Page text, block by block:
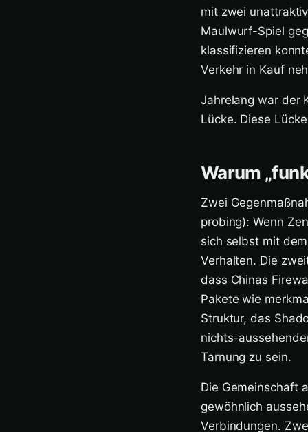
mit zwei
Maulwurf-Spiel
klassifizieren
Verkehr in Kauf
Jahrelang war der
Lücke. Diese
Warum
Zwei
probing): Wenn
sich selbst mit
Verhalten. Die
dass Chinas
Pakete wie
Struktur, das
nichts-
Tarnung zu sein.
Die Gemeinschaft
gewöhnlich
Verbindungen.